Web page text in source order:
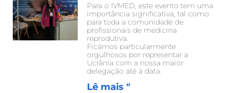
Para o IVMED, este evento tem uma
importância significativa, tal como
para toda a comunidade de
profissionais de medicina
reprodutiva.
Ficámos particularmente
orgulhosos por representar a
Ucrânia com a nossa maior
delegação até à data.
Lê mais "